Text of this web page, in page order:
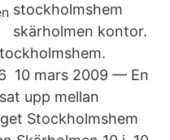
stockholmshem
skärholmen kontor.
10 mars 2009 — En
upp mellan
Stockholmshem